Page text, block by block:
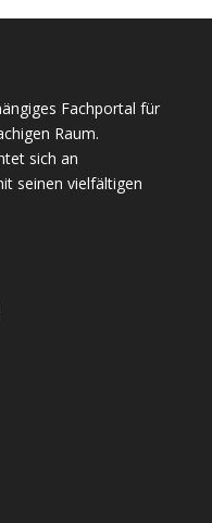
Fachportal für
Raum.
sich an
seinen vielfältigen